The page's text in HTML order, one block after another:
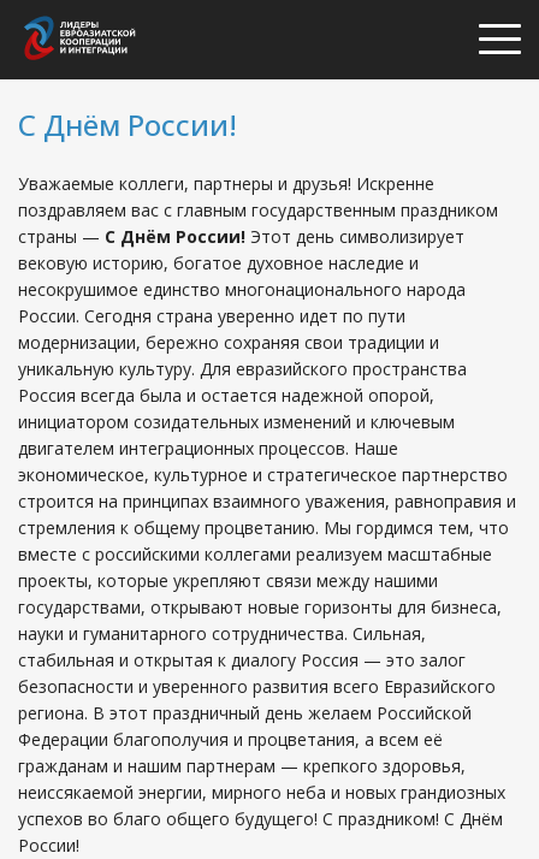
С Днём России!
Уважаемые коллеги, партнеры и друзья! Искренне
поздравляем вас с главным государственным праздником
страны — С Днём России! Этот день символизирует
вековую историю, богатое духовное наследие и
несокрушимое единство многонационального народа
России. Сегодня страна уверенно идет по пути
модернизации, бережно сохраняя свои традиции и
уникальную культуру. Для евразийского пространства
Россия всегда была и остается надежной опорой,
инициатором созидательных изменений и ключевым
двигателем интеграционных процессов. Наше
экономическое, культурное и стратегическое партнерство
строится на принципах взаимного уважения, равноправия и
стремления к общему процветанию. Мы гордимся тем, что
вместе с российскими коллегами реализуем масштабные
проекты, которые укрепляют связи между нашими
государствами, открывают новые горизонты для бизнеса,
науки и гуманитарного сотрудничества. Сильная,
стабильная и открытая к диалогу Россия — это залог
безопасности и уверенного развития всего Евразийского
региона. В этот праздничный день желаем Российской
Федерации благополучия и процветания, а всем её
гражданам и нашим партнерам — крепкого здоровья,
неиссякаемой энергии, мирного неба и новых грандиозных
успехов во благо общего будущего! С праздником! С Днём
России!